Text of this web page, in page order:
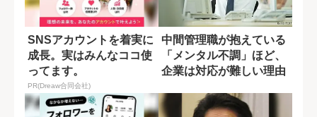
SNSアカウントを着実に
成長。実はみんなココ使
ってます。
PR(Dreaw合同会社)
中間管理職が抱えている
「メンタル不調」ほど、
企業は対応が難しい理由